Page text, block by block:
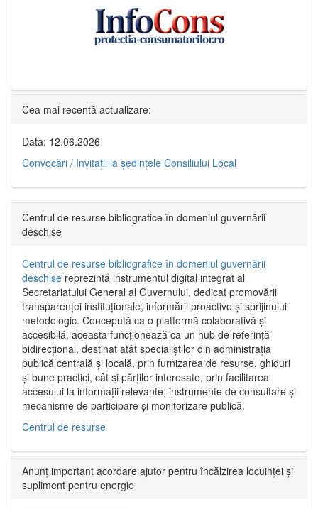
Cea mai recentă actualizare:
Data: 12.06.2026
Convocări / Invitaţii la şedinţele Consiliului Local
Centrul de resurse bibliografice în domeniul guvernării
deschise
Centrul de resurse bibliografice în domeniul guvernării
deschise reprezintă instrumentul digital integrat al
Secretariatului General al Guvernului, dedicat promovării
transparenței instituționale, informării proactive și sprijinului
metodologic. Concepută ca o platformă colaborativă și
accesibilă, aceasta funcționează ca un hub de referință
bidirecțional, destinat atât specialiștilor din administrația
publică centrală și locală, prin furnizarea de resurse, ghiduri
și bune practici, cât și părților interesate, prin facilitarea
accesului la informații relevante, instrumente de consultare și
mecanisme de participare și monitorizare publică.
Centrul de resurse
Anunț important acordare ajutor pentru încălzirea locuinței și
supliment pentru energie